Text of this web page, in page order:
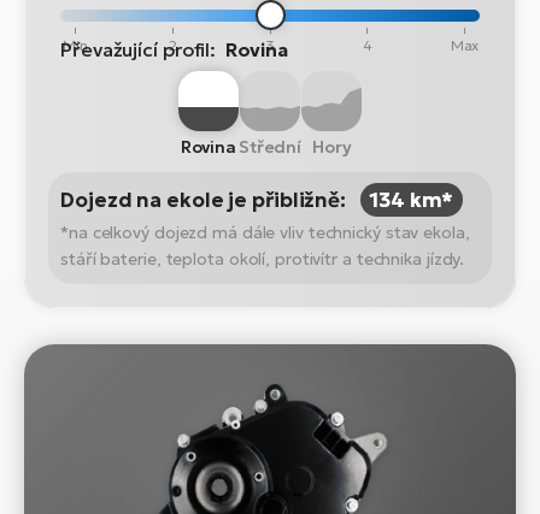
Min 2 3 4 Max
Převažující profil: Rovina
Rovina Střední Hory
Dojezd na ekole je přibližně: 134 km*
*na celkový dojezd má dále vliv technický stav ekola,
stáří baterie, teplota okolí, protivítr a technika jízdy.